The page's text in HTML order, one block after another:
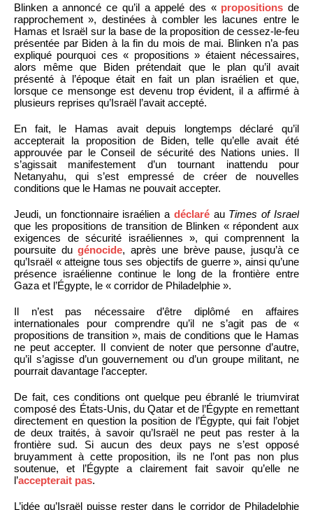
Blinken a annoncé ce qu’il a appelé des « propositions de
rapprochement », destinées à combler les lacunes entre le
Hamas et Israël sur la base de la proposition de cessez-le-feu
présentée par Biden à la fin du mois de mai. Blinken n’a pas
expliqué pourquoi ces « propositions » étaient nécessaires,
alors même que Biden prétendait que le plan qu’il avait
présenté à l’époque était en fait un plan israélien et que,
lorsque ce mensonge est devenu trop évident, il a affirmé à
plusieurs reprises qu’Israël l’avait accepté.
En fait, le Hamas avait depuis longtemps déclaré qu’il
accepterait la proposition de Biden, telle qu’elle avait été
approuvée par le Conseil de sécurité des Nations unies. Il
s’agissait manifestement d’un tournant inattendu pour
Netanyahu, qui s’est empressé de créer de nouvelles
conditions que le Hamas ne pouvait accepter.
Jeudi, un fonctionnaire israélien a déclaréau Times of Israel
que les propositions de transition de Blinken « répondent aux
exigences de sécurité israéliennes », qui comprennent la
poursuite du génocide, après une brève pause, jusqu’à ce
qu’Israël « atteigne tous ses objectifs de guerre », ainsi qu’une
présence israélienne continue le long de la frontière entre
Gaza et l’Égypte, le « corridor de Philadelphie ».
Il n’est pas nécessaire d’être diplômé en affaires
internationales pour comprendre qu’il ne s’agit pas de «
propositions de transition », mais de conditions que le Hamas
ne peut accepter. Il convient de noter que personne d’autre,
qu’il s’agisse d’un gouvernement ou d’un groupe militant, ne
pourrait davantage l’accepter.
De fait, ces conditions ont quelque peu ébranlé le triumvirat
composé des États-Unis, du Qatar et de l’Égypte en remettant
directement en question la position de l’Égypte, qui fait l’objet
de deux traités, à savoir qu’Israël ne peut pas rester à la
frontière sud. Si aucun des deux pays ne s’est opposé
bruyamment à cette proposition, ils ne l’ont pas non plus
soutenue, et l’Égypte a clairement fait savoir qu’elle ne
l’accepterait pas.
L’idée qu’Israël puisse rester dans le corridor de Philadelphie